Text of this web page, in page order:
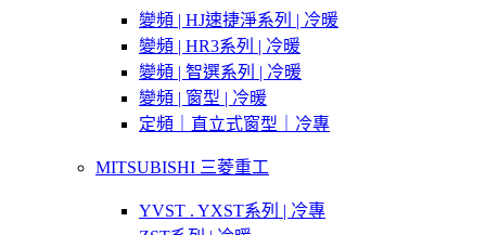
變頻 | HJ速捷淨系列 | 冷暖
變頻 | HR3系列 | 冷暖
變頻 | 智選系列 | 冷暖
變頻 | 窗型 | 冷暖
定頻｜直立式窗型｜冷專
MITSUBISHI 三菱重工
YVST . YXST系列 | 冷專